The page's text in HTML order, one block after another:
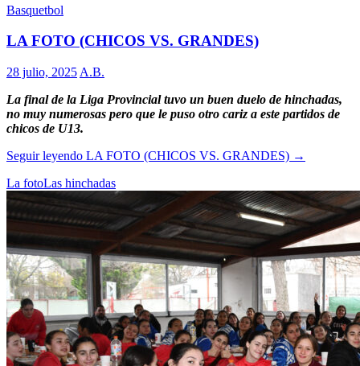
Basquetbol
LA FOTO (CHICOS VS. GRANDES)
28 julio, 2025 A.B.
La final de la Liga Provincial tuvo un buen duelo de hinchadas,
no muy numerosas pero que le puso otro cariz a este partidos de
chicos de U13.
Seguir leyendo LA FOTO (CHICOS VS. GRANDES) →
La fotoLas hinchadas